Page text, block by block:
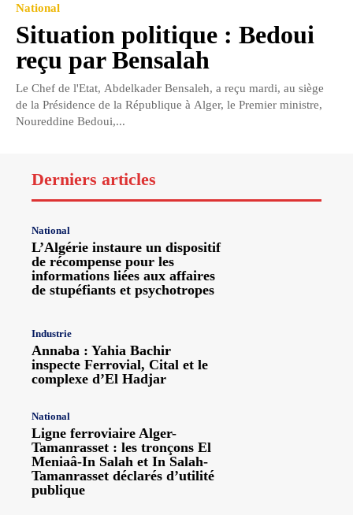
National
Situation politique : Bedoui
reçu par Bensalah
Le Chef de l'Etat, Abdelkader Bensaleh, a reçu mardi, au siège
de la Présidence de la République à Alger, le Premier ministre,
Noureddine Bedoui,...
Derniers articles
National
L’Algérie instaure un dispositif
de récompense pour les
informations liées aux affaires
de stupéfiants et psychotropes
Industrie
Annaba : Yahia Bachir
inspecte Ferrovial, Cital et le
complexe d’El Hadjar
National
Ligne ferroviaire Alger-
Tamanrasset : les tronçons El
Meniaâ-In Salah et In Salah-
Tamanrasset déclarés d’utilité
publique